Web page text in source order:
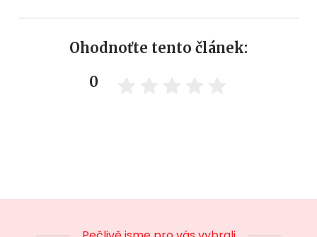
Ohodnoťte tento článek:
0